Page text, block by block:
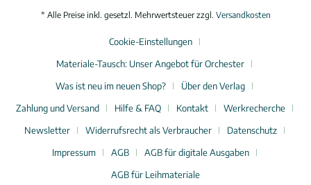
* Alle Preise inkl. gesetzl. Mehrwertsteuer zzgl. Versandkosten
Cookie-Einstellungen
Materiale-Tausch: Unser Angebot für Orchester
Was ist neu im neuen Shop?
Über den Verlag
Zahlung und Versand
Hilfe & FAQ Kontakt
Werkrecherche
Newsletter
Widerrufsrecht als Verbraucher
Datenschutz
Impressum
AGB
AGB für digitale Ausgaben
AGB für Leihmateriale